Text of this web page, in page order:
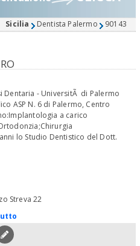
Sicilia Dentista Palermo 90143
Dentaria - UniversitÃ di Palermo
ASP N. 6 di Palermo, Centro
a carico
lo Studio Dentistico del Dott.
Streva 22